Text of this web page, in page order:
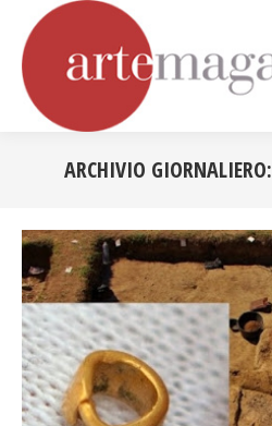
ARCHIVIO GIORNALIERO: